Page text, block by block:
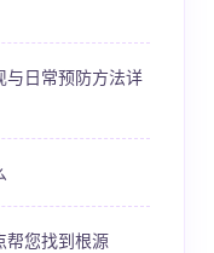
与日常预防方法详
帮您找到根源